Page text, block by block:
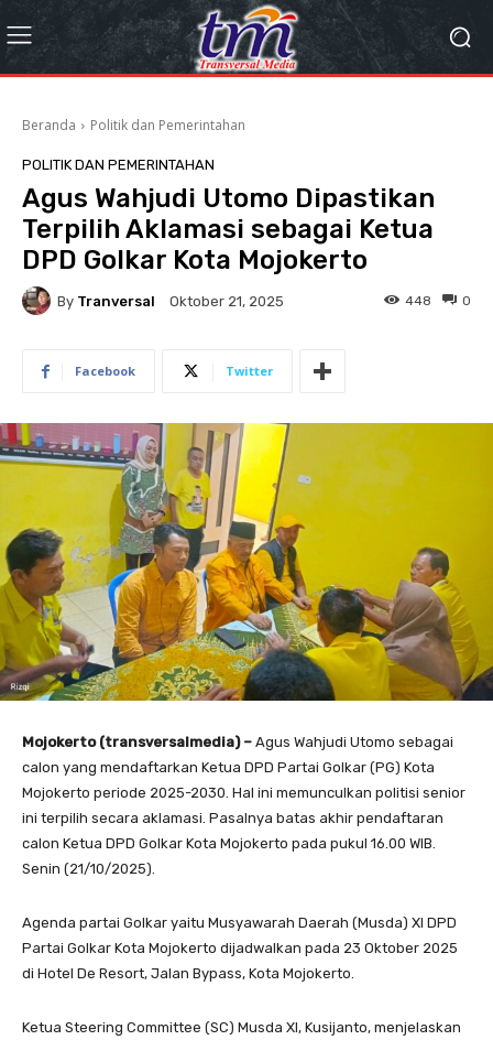
Beranda Politik dan Pemerintahan
POLITIK DAN PEMERINTAHAN
Agus Wahjudi Utomo Dipastikan
Terpilih Aklamasi sebagai Ketua
DPD Golkar Kota Mojokerto
By Tranversal Oktober 21, 2025 0
448
Facebook Twitter
Mojokerto (transversalmedia) – Agus Wahjudi Utomo sebagai
calon yang mendaftarkan Ketua DPD Partai Golkar (PG) Kota
Mojokerto periode 2025-2030. Hal ini memunculkan politisi senior
ini terpilih secara aklamasi. Pasalnya batas akhir pendaftaran
calon Ketua DPD Golkar Kota Mojokerto pada pukul 16.00 WIB.
Senin (21/10/2025).
Agenda partai Golkar yaitu Musyawarah Daerah (Musda) XI DPD
Partai Golkar Kota Mojokerto dijadwalkan pada 23 Oktober 2025
di Hotel De Resort, Jalan Bypass, Kota Mojokerto.
Ketua Steering Committee (SC) Musda XI, Kusijanto, menjelaskan